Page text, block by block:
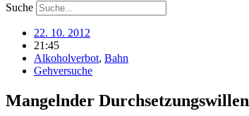
Suche
22. 10. 2012
21:45
Alkoholverbot, Bahn
Gehversuche
Mangelnder Durchsetzungswillen